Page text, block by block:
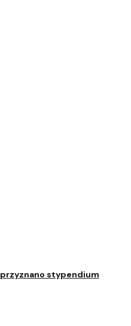
przyznano stypendium